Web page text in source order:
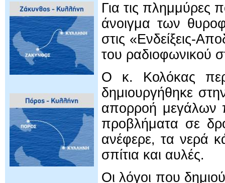
Για τις πλημμύρες
άνοιγμα των
στις «Ενδείξεις-
του ραδιοφωνικού
Ο κ. Κολόκας
δημιουργήθηκε
απορροή μεγάλων
προβλήματα σε
ανέφερε, τα νερά
σπίτια και αυλές.
Οι λόγοι που